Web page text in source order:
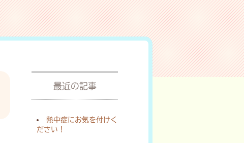
最近の記事
熱中症にお気を付けく
ださい！